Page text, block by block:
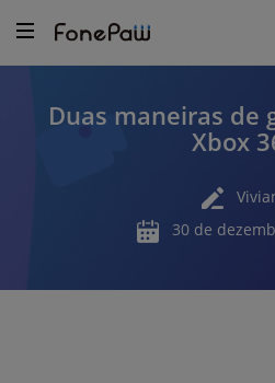
Duas maneiras de
Xbox
30 de